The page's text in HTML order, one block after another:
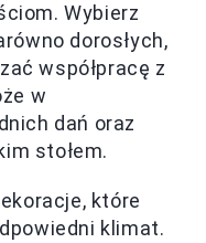
Wybierz
dorosłych,
współpracę z
w
dań oraz
stołem.
które
klimat.